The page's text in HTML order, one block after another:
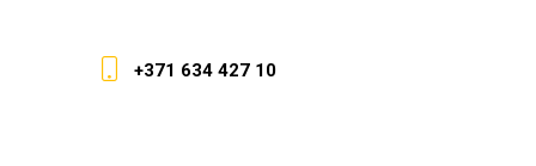
+371 634 427 10